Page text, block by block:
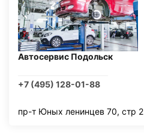
Автосервис Подольск
+7 (495) 128-01-88
пр-т Юных ленинцев 70, стр 2